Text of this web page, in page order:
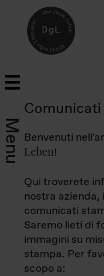
Menu Benvenuti
Leben!
Qui troverete
nostra
comunicati
Saremo lieti di
immagini su
stampa. Per
scopo a: